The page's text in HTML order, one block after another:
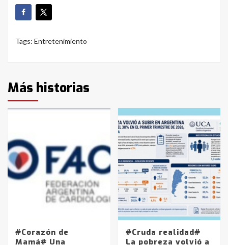
Tags: Entretenimiento
Más historias
#Corazón de
Mamá# Una
#Cruda realidad#
La pobreza volvió a